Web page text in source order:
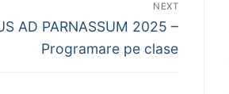
NEXT
AD PARNASSUM 2025 –
Programare pe clase